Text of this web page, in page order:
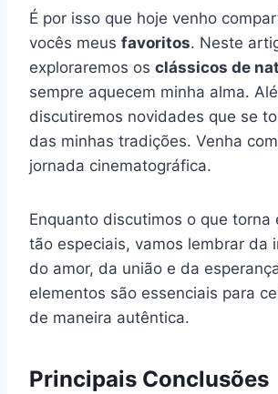
É por isso que hoje venho
vocês meus favoritos. Neste
exploraremos os clássicos de
sempre aquecem minha alma.
discutiremos novidades que se
das minhas tradições. Venha
jornada cinematográfica.
Enquanto discutimos o que torna
tão especiais, vamos lembrar da
do amor, da união e da
elementos são essenciais para
de maneira autêntica.
Principais Conclusões